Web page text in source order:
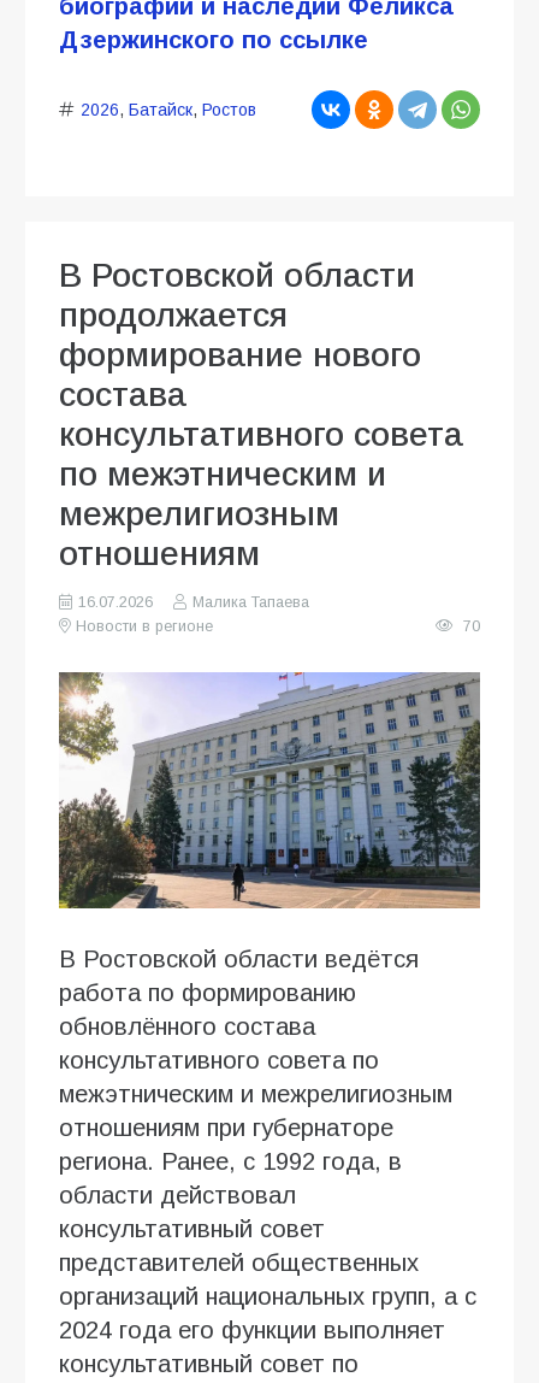
биографии и наследии Феликса
Дзержинского по ссылке
2026, Батайск, Ростов
В Ростовской области
продолжается
формирование нового
состава
консультативного совета
по межэтническим и
межрелигиозным
отношениям
16.07.2026
Малика Тапаева
Новости в регионе
70
В Ростовской области ведётся
работа по формированию
обновлённого состава
консультативного совета по
межэтническим и межрелигиозным
отношениям при губернаторе
региона. Ранее, с 1992 года, в
области действовал
консультативный совет
представителей общественных
организаций национальных групп, а с
2024 года его функции выполняет
консультативный совет по